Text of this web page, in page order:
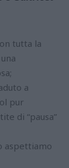
tutta la
a
pur
di “pausa”
aspettiamo